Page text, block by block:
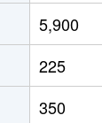
5,900
225
350